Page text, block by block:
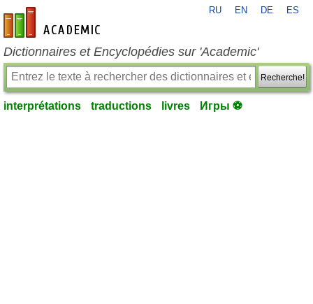
fr-academic.com
RU EN DE ES
Dictionnaires et Encyclopédies sur 'Academic'
Recherche!
interprétations traductions livres Игры ⚽